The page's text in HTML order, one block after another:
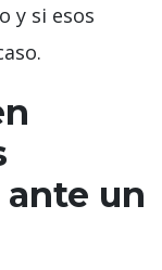
y si esos
un